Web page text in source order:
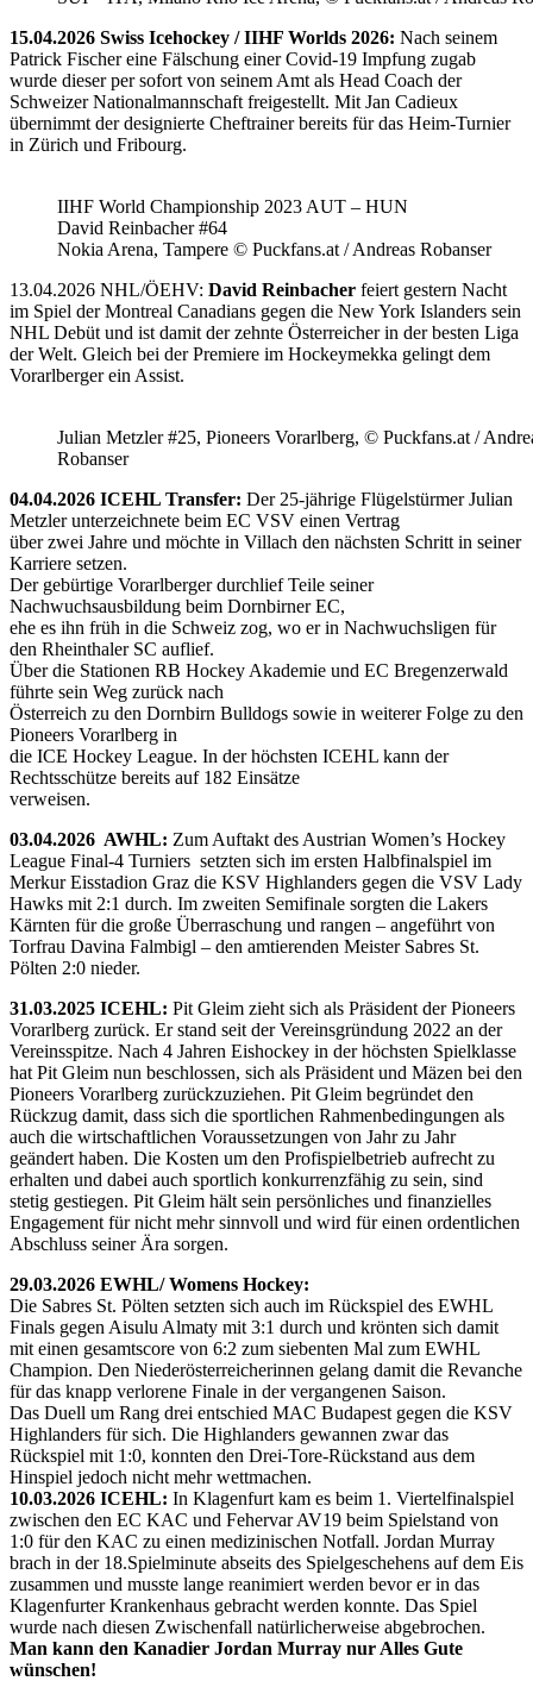
15.04.2026 Swiss Icehockey / IIHF Worlds 2026: Nach seinem
Patrick Fischer eine Fälschung einer Covid-19 Impfung zugab
wurde dieser per sofort von seinem Amt als Head Coach der
Schweizer Nationalmannschaft freigestellt. Mit Jan Cadieux
übernimmt der designierte Cheftrainer bereits für das Heim-Turnier
in Zürich und Fribourg.
IIHF World Championship 2023 AUT – HUN
David Reinbacher #64
Nokia Arena, Tampere © Puckfans.at / Andreas Robanser
13.04.2026 NHL/ÖEHV: David Reinbacher feiert gestern Nacht
im Spiel der Montreal Canadians gegen die New York Islanders sein
NHL Debüt und ist damit der zehnte Österreicher in der besten Liga
der Welt. Gleich bei der Premiere im Hockeymekka gelingt dem
Vorarlberger ein Assist.
Julian Metzler #25, Pioneers Vorarlberg, © Puckfans.at /
Robanser
04.04.2026 ICEHL Transfer: Der 25-jährige Flügelstürmer Julian
Metzler unterzeichnete beim EC VSV einen Vertrag
über zwei Jahre und möchte in Villach den nächsten Schritt in seiner
Karriere setzen.
Der gebürtige Vorarlberger durchlief Teile seiner
Nachwuchsausbildung beim Dornbirner EC,
ehe es ihn früh in die Schweiz zog, wo er in Nachwuchsligen für
den Rheinthaler SC auflief.
Über die Stationen RB Hockey Akademie und EC Bregenzerwald
führte sein Weg zurück nach
Österreich zu den Dornbirn Bulldogs sowie in weiterer Folge zu den
Pioneers Vorarlberg in
die ICE Hockey League. In der höchsten ICEHL kann der
Rechtsschütze bereits auf 182 Einsätze
verweisen.
03.04.2026 AWHL: Zum Auftakt des Austrian Women’s Hockey
League Final-4 Turniers setzten sich im ersten Halbfinalspiel im
Merkur Eisstadion Graz die KSV Highlanders gegen die VSV Lady
Hawks mit 2:1 durch. Im zweiten Semifinale sorgten die Lakers
Kärnten für die große Überraschung und rangen – angeführt von
Torfrau Davina Falmbigl – den amtierenden Meister Sabres St.
Pölten 2:0 nieder.
31.03.2025 ICEHL: Pit Gleim zieht sich als Präsident der Pioneers
Vorarlberg zurück. Er stand seit der Vereinsgründung 2022 an der
Vereinsspitze. Nach 4 Jahren Eishockey in der höchsten Spielklasse
hat Pit Gleim nun beschlossen, sich als Präsident und Mäzen bei den
Pioneers Vorarlberg zurückzuziehen. Pit Gleim begründet den
Rückzug damit, dass sich die sportlichen Rahmenbedingungen als
auch die wirtschaftlichen Voraussetzungen von Jahr zu Jahr
geändert haben. Die Kosten um den Profispielbetrieb aufrecht zu
erhalten und dabei auch sportlich konkurrenzfähig zu sein, sind
stetig gestiegen. Pit Gleim hält sein persönliches und finanzielles
Engagement für nicht mehr sinnvoll und wird für einen ordentlichen
Abschluss seiner Ära sorgen.
29.03.2026 EWHL/ Womens Hockey:
Die Sabres St. Pölten setzten sich auch im Rückspiel des EWHL
Finals gegen Aisulu Almaty mit 3:1 durch und krönten sich damit
mit einen gesamtscore von 6:2 zum siebenten Mal zum EWHL
Champion. Den Niederösterreicherinnen gelang damit die Revanche
für das knapp verlorene Finale in der vergangenen Saison.
Das Duell um Rang drei entschied MAC Budapest gegen die KSV
Highlanders für sich. Die Highlanders gewannen zwar das
Rückspiel mit 1:0, konnten den Drei-Tore-Rückstand aus dem
Hinspiel jedoch nicht mehr wettmachen.
10.03.2026 ICEHL: In Klagenfurt kam es beim 1. Viertelfinalspiel
zwischen den EC KAC und Fehervar AV19 beim Spielstand von
1:0 für den KAC zu einen medizinischen Notfall. Jordan Murray
brach in der 18.Spielminute abseits des Spielgeschehens auf dem Eis
zusammen und musste lange reanimiert werden bevor er in das
Klagenfurter Krankenhaus gebracht werden konnte. Das Spiel
wurde nach diesen Zwischenfall natürlicherweise abgebrochen.
Man kann den Kanadier Jordan Murray nur Alles Gute
wünschen!